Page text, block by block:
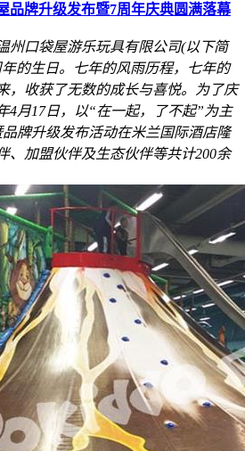
品牌升级发布暨7周年庆典圆满落幕
州口袋屋游乐玩具有限公司(以下简
的生日。七年的风雨历程，七年的
，收获了无数的成长与喜悦。为了庆
4月17日，以“在一起，了不起”为主
牌升级发布活动在米兰国际酒店隆
、加盟伙伴及生态伙伴等共计200余